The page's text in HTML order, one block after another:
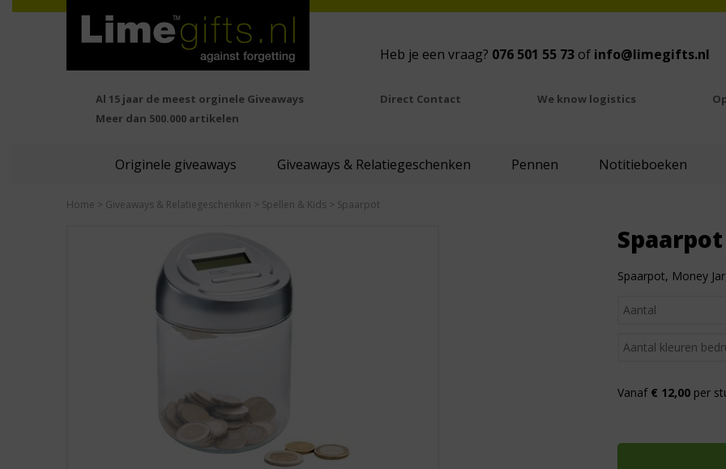
Heb je een vraag? 076 501 55 73of info@limegifts.nl
Al 15 jaar de meest orginele Giveaways Direct Contact We know logistics
Meer dan 500.000 artikelen
Originele giveaways Giveaways & Relatiegeschenken Pennen Notitieboeken
Home > Giveaways & Relatiegeschenken > Spellen & Kids > Spaarpot
Spaarpot
Spaarpot, Money
Vanaf € 12,00 per